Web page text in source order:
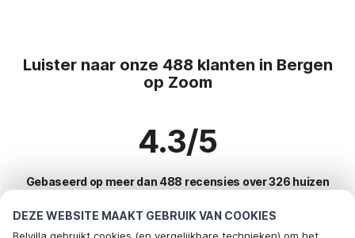
DEZE WEBSITE MAAKT GEBRUIK VAN COOKIES
Luister naar onze 488 klanten in Bergen
op Zoom
4.3/5
Gebaseerd op meer dan 488 recensies over 326 huizen